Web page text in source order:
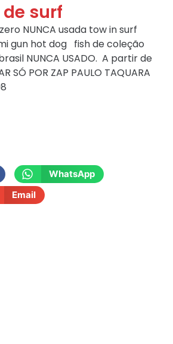
surf
NUNCA usada tow in surf
gun hot dog fish de coleção
NUNCA USADO. A partir de
SÓ POR ZAP PAULO TAQUARA
WhatsApp
Email